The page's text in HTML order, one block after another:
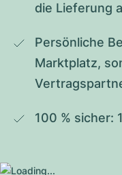
die Lieferung
Persönliche
Marktplatz,
100 % sicher: